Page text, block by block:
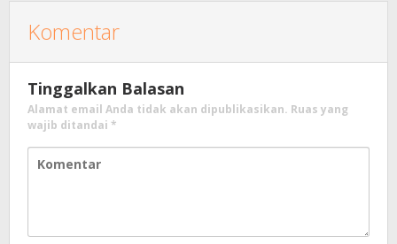
Komentar
Tinggalkan Balasan
Alamat email Anda tidak akan dipublikasikan. Ruas yang
wajib ditandai *